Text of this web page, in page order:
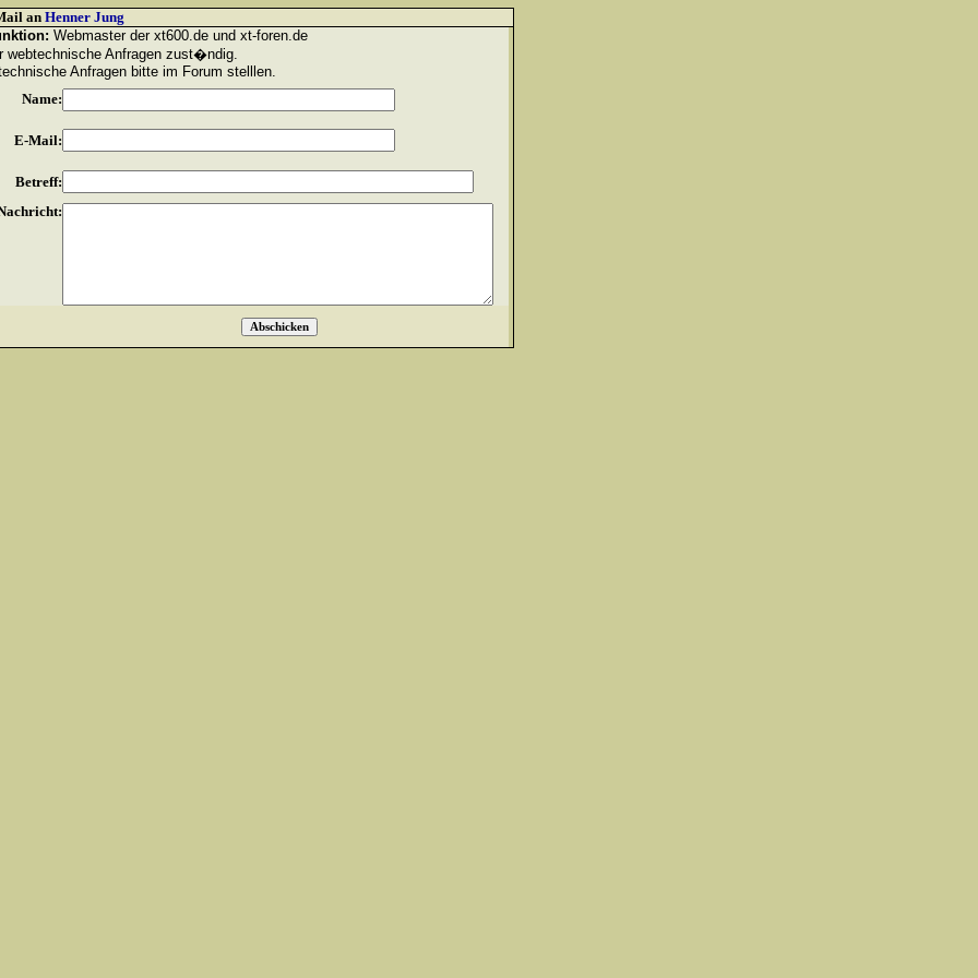
an Henner Jung
Webmaster der xt600.de und xt-foren.de
webtechnische Anfragen zust�ndig.
Anfragen bitte im Forum stelllen.
Name:
E-Mail:
Betreff: